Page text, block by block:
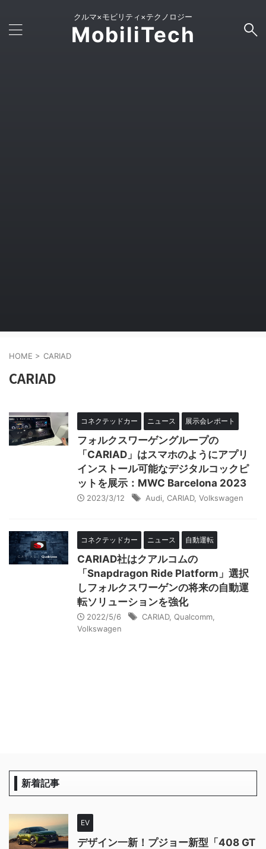
クルマ×モビリティ×テクノロジー
MobiliTech
HOME > CARIAD
CARIAD
コネクテッドカー ニュース 展示会レポート
フォルクスワーゲングループの
「CARIAD」はスマホのようにアプリ
インストール可能なデジタルコックピ
ットを展示：MWC Barcelona 2023
2023/3/12 Audi CARIAD, Volkswagen
コネクテッドカー ニュース 自動運転
CARIAD社はクアルコムの
「Snapdragon Ride Platform」選択
しフォルクスワーゲンの将来の自動運
転ソリューションを強化
2022/5/6 CARIAD, Qualcomm
Volkswagen
新着記事
EV
デザイン一新！プジョー新型「408 GT